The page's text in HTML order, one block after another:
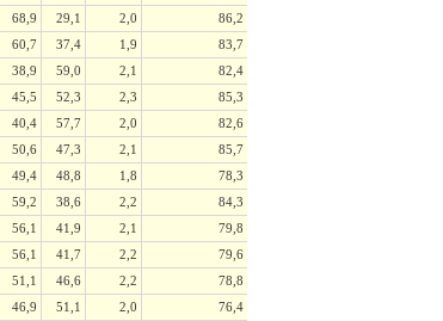
68,9 29,1 2,0
86,2
60,7 37,4 1,9
83,7
38,9 59,0 2,1
82,4
45,5 52,3 2,3
85,3
40,4 57,7 2,0
82,6
50,6 47,3 2,1
85,7
49,4 48,8 1,8
78,3
59,2 38,6 2,2
84,3
56,1 41,9 2,1
79,8
56,1 41,7 2,2
79,6
51,1 46,6 2,2
78,8
46,9 51,1 2,0
76,4